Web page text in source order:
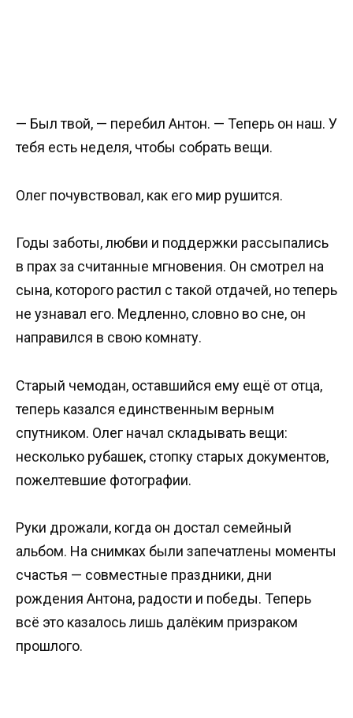
— Был твой, — перебил Антон. — Теперь он наш. У
тебя есть неделя, чтобы собрать вещи.
Олег почувствовал, как его мир рушится.
Годы заботы, любви и поддержки рассыпались
в прах за считанные мгновения. Он смотрел на
сына, которого растил с такой отдачей, но теперь
не узнавал его. Медленно, словно во сне, он
направился в свою комнату.
Старый чемодан, оставшийся ему ещё от отца,
теперь казался единственным верным
спутником. Олег начал складывать вещи:
несколько рубашек, стопку старых документов,
пожелтевшие фотографии.
Руки дрожали, когда он достал семейный
альбом. На снимках были запечатлены моменты
счастья — совместные праздники, дни
рождения Антона, радости и победы. Теперь
всё это казалось лишь далёким призраком
прошлого.